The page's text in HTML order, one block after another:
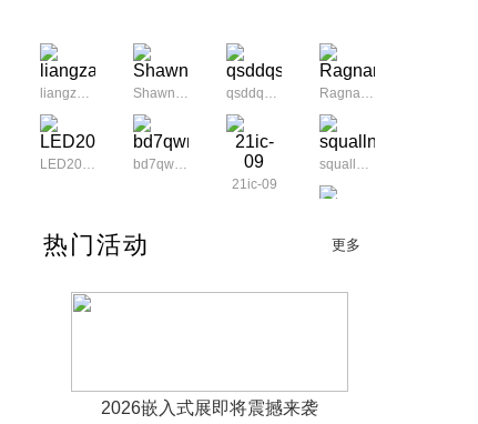
21ic-09
桃花运
热门活动 更多
2026嵌入式展即将震撼来袭